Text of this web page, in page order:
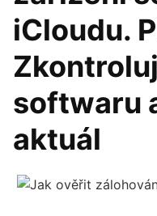
iCloudu.
softwaru
aktuál